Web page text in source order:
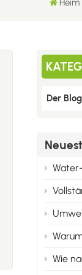
Heim
Der Blog
Water-Based Ink
Vollständiger
Warum haben
Wie nachhaltige